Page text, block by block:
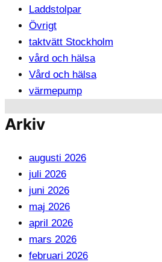
Laddstolpar
Övrigt
taktvätt Stockholm
vård och hälsa
Vård och hälsa
värmepump
Arkiv
augusti 2026
juli 2026
juni 2026
maj 2026
april 2026
mars 2026
februari 2026